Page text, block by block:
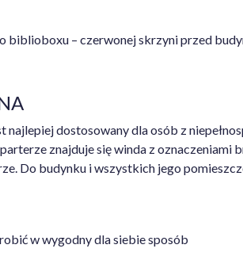
– czerwonej skrzyni przed
dostosowany dla osób z
znajduje się winda z
Do budynku i wszystkich jego
w wygodny dla siebie sposób